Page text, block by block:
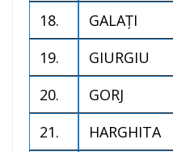
18.
GALAŢI
19.
GIURGIU
20.
GORJ
21.
HARGHITA